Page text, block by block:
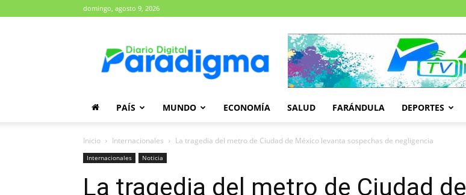
domingo, agosto 9, 2026
Paradigma
PAÍS MUNDO ECONOMÍA SALUD FARÁNDULA DEPORTES
Inicio Internacionales La tragedia del metro de Ciudad de México levanta sospechas de negligencia
Internacionales Noticia
La tragedia del metro de Ciudad de